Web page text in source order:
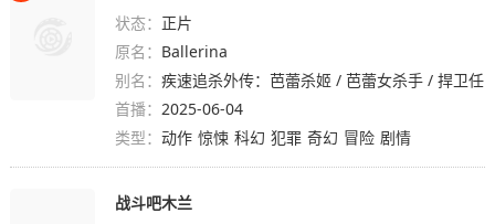
状态： 正片
原名： Ballerina
别名：疾速追杀外传：芭蕾杀姬 / 芭蕾女杀手 / 捍卫任
务：复仇芭蕾(台) / 杀神John Wick外传：芭蕾
杀姬(港) / 芭蕾猎杀 / 芭蕾舞女 / 芭蕾杀机 / Fro
m the World of John Wick: Ballerina
首播：2025-06-04
类型：动作 惊悚 科幻 犯罪 奇幻 冒险 剧情
战斗吧木兰